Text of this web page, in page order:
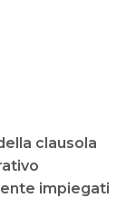
clausola
impiegati